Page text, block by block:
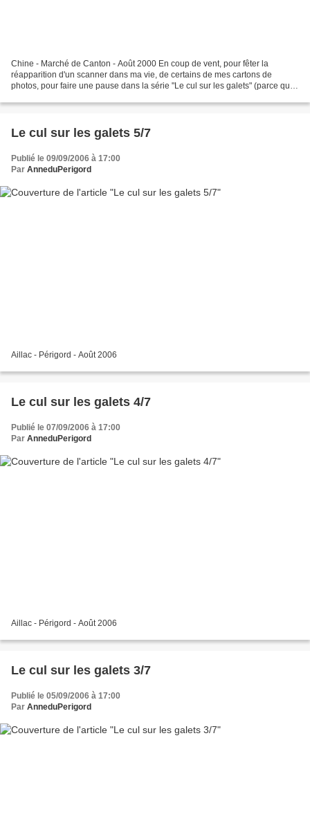
Chine - Marché de Canton - Août 2000 En coup de vent, pour fêter la
réapparition d'un scanner dans ma vie, de certains de mes cartons de
photos, pour faire une pause dans la série "Le cul sur les galets" (parce que,
Le cul sur les galets 5/7
Publié le 09/09/2006 à 17:00
Par AnneduPerigord
Aillac - Périgord - Août 2006
Le cul sur les galets 4/7
Publié le 07/09/2006 à 17:00
Par AnneduPerigord
Aillac - Périgord - Août 2006
Le cul sur les galets 3/7
Publié le 05/09/2006 à 17:00
Par AnneduPerigord